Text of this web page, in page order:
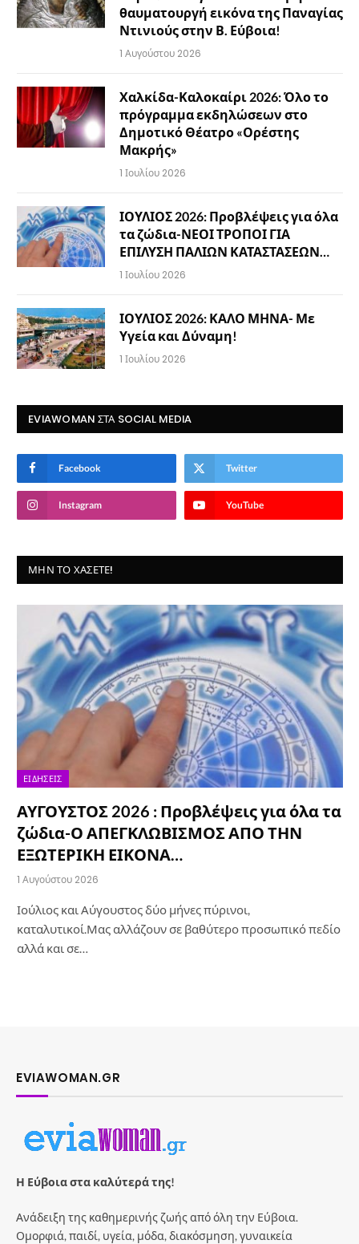
θαυματουργή εικόνα της Παναγίας
Ντινιούς στην Β. Εύβοια!
1 Αυγούστου 2026
Χαλκίδα-Καλοκαίρι 2026: Όλο το
πρόγραμμα εκδηλώσεων στο
Δημοτικό Θέατρο «Ορέστης
Μακρής»
1 Ιουλίου 2026
ΙΟΥΛΙΟΣ 2026: Προβλέψεις για όλα
τα ζώδια-ΝΕΟΙ ΤΡΟΠΟΙ ΓΙΑ
ΕΠΙΛΥΣΗ ΠΑΛΙΩΝ ΚΑΤΑΣΤΑΣΕΩΝ…
1 Ιουλίου 2026
ΙΟΥΛΙΟΣ 2026: ΚΑΛΟ ΜΗΝΑ- Με
Υγεία και Δύναμη!
1 Ιουλίου 2026
EVIAWOMAN ΣΤΑ SOCIAL MEDIA
Facebook Twitter
Instagram YouTube
ΜΗΝ ΤΟ ΧΆΣΕΤΕ!
ΕΙΔΉΣΕΙΣ
ΑΥΓΟΥΣΤΟΣ 2026 : Προβλέψεις για όλα τα
ζώδια-Ο ΑΠΕΓΚΛΩΒΙΣΜΟΣ ΑΠΟ ΤΗΝ
ΕΞΩΤΕΡΙΚΗ ΕΙΚΟΝΑ…
1 Αυγούστου 2026
Ιούλιος και Αύγουστος δύο μήνες πύρινοι,
καταλυτικοί.Μας αλλάζουν σε βαθύτερο προσωπικό πεδίο
αλλά και σε…
EVIAWOMAN.GR
Η Εύβοια στα καλύτερά της!
Ανάδειξη της καθημερινής ζωής από όλη την Εύβοια.
Ομορφιά, παιδί, υγεία, μόδα, διακόσμηση, γυναικεία